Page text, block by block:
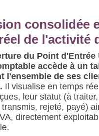
consolidée
de l'activité
du Point d'Entrée
accède à un
l'ensemble de ses
Il visualise en temps
leur statut (à
rejeté, payé)
directement